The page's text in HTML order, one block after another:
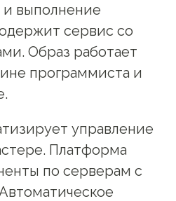
выполнение
сервис со
Образ работает
программиста и
управление
Платформа
по серверам с